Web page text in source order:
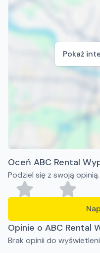
Pokaż
Oceń ABC Rental
Podziel się z swoją opinią.
Opinie o ABC Rental
Brak opinii do